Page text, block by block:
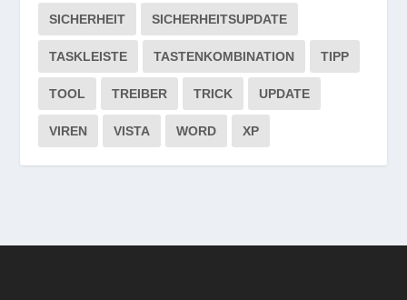
SICHERHEIT SICHERHEITSUPDATE
TASKLEISTE TASTENKOMBINATION TIPP
TOOL TREIBER TRICK UPDATE
VIREN VISTA WORD XP